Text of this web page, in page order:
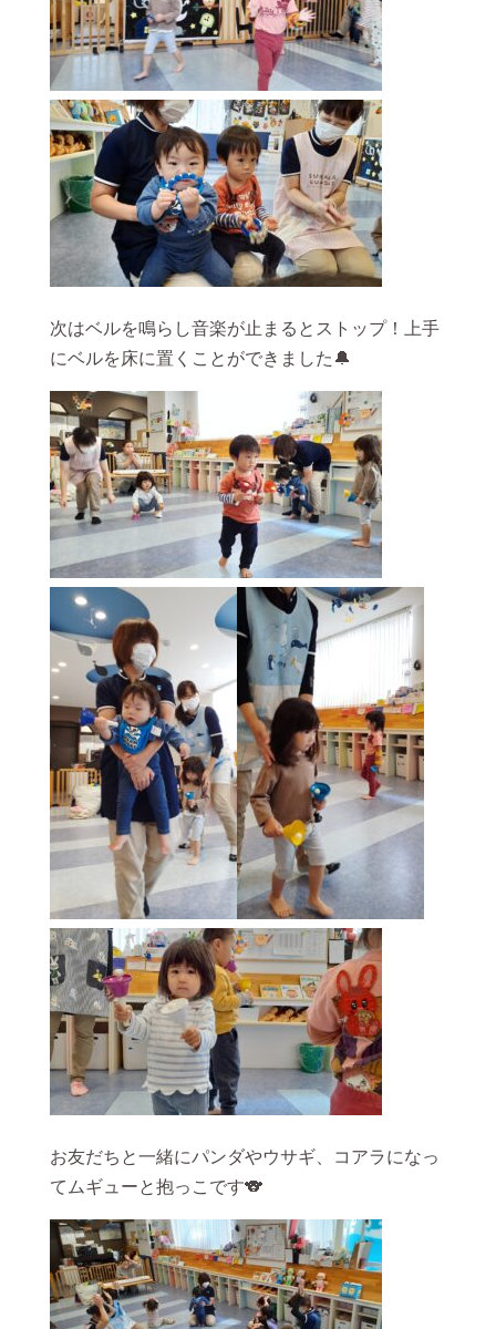
次はベルを鳴らし音楽が止まるとストップ！上手
にベルを床に置くことができました🔔
お友だちと一緒にパンダやウサギ、コアラになっ
てムギューと抱っこです🐨